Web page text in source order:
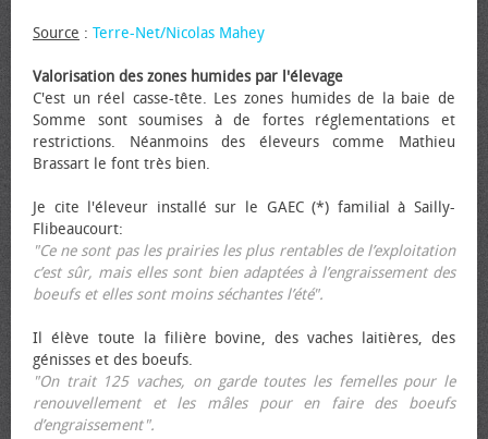
Source : Terre-Net/Nicolas Mahey
Valorisation des zones humides par l'élevage
C'est un réel casse-tête. Les zones humides de la baie de
Somme sont soumises à de fortes réglementations et
restrictions. Néanmoins des éleveurs comme Mathieu
Brassart le font très bien.
Je cite l'éleveur installé sur le GAEC (*) familial à Sailly-
Flibeaucourt:
"Ce ne sont pas les prairies les plus rentables de l’exploitation
c’est sûr, mais elles sont bien adaptées à l’engraissement des
bœufs et elles sont moins séchantes l’été".
Il élève toute la filière bovine, des vaches laitières, des
génisses et des bœufs.
"On trait 125 vaches, on garde toutes les femelles pour le
renouvellement et les mâles pour en faire des bœufs
d’engraissement".